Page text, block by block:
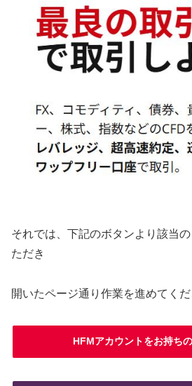
それでは、下記のボタンより該当
ただき
開いたページ通り作業を進めてくだ
HFMアカウントをお持ち